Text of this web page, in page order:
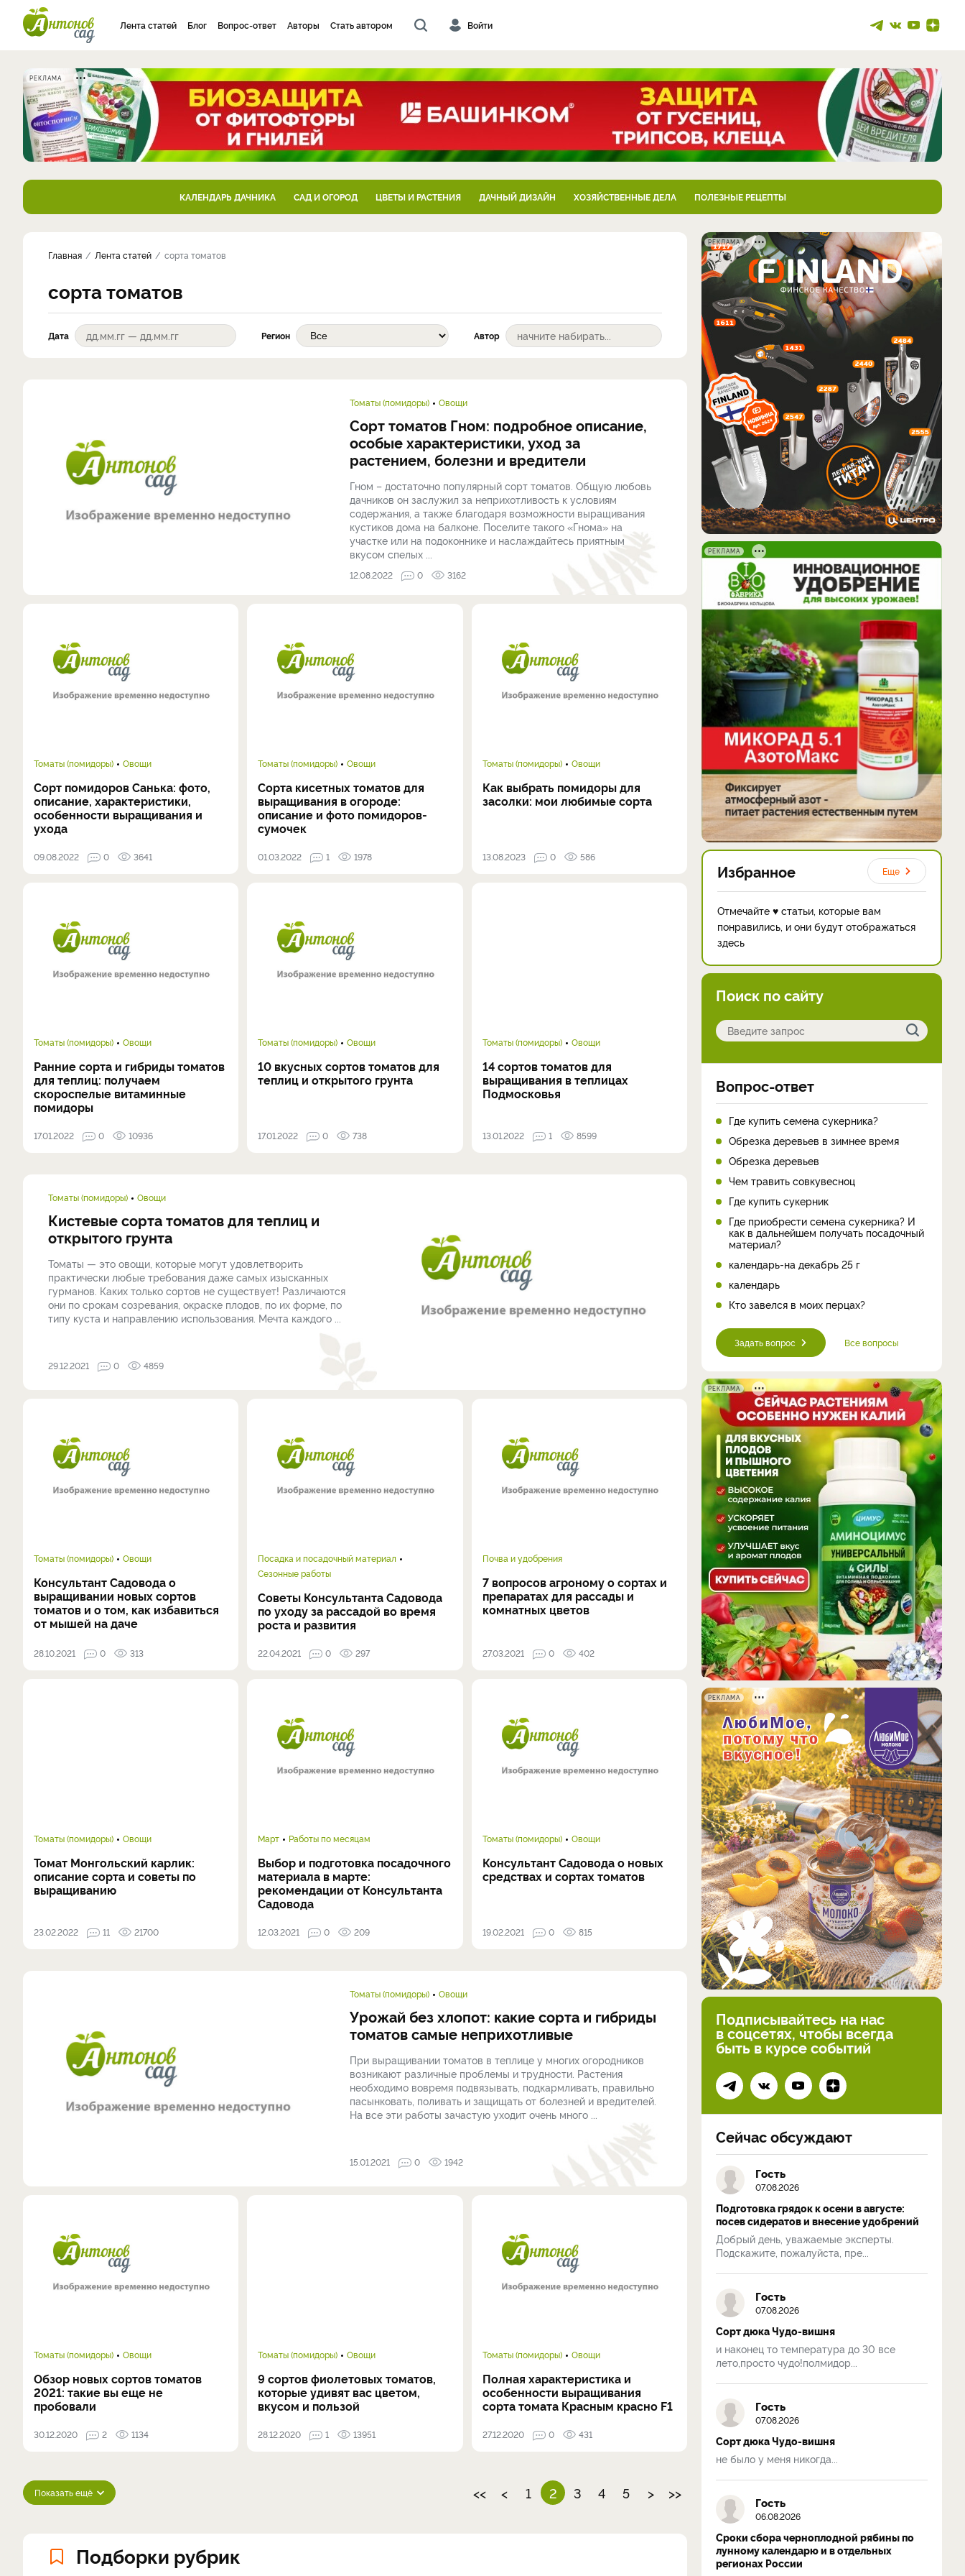
Лента статей Блог Вопрос-ответ Авторы Стать автором Войти
РЕКЛАМА
КАЛЕНДАРЬ ДАЧНИКА САД И ОГОРОД ЦВЕТЫ И РАСТЕНИЯ ДАЧНЫЙ ДИЗАЙН ХОЗЯЙСТВЕННЫЕ ДЕЛА ПОЛЕЗНЫЕ РЕЦЕПТЫ
Главная Лента статей сорта томатов
сорта томатов
Дата Регион Автор
Томаты (помидоры) Овощи
Сорт томатов Гном: подробное описание,
особые характеристики, уход за
растением, болезни и вредители
Гном – достаточно популярный сорт томатов. Общую любовь
дачников он заслужил за неприхотливость к условиям
содержания, а также благодаря возможности выращивания
кустиков дома на балконе. Поселите такого «Гнома» на
участке или на подоконнике и наслаждайтесь приятным
вкусом спелых ...
12.08.2022 0 3162
Томаты (помидоры) Овощи
Сорт помидоров Санька: фото,
описание, характеристики,
особенности выращивания и
ухода
09.08.2022 0 3641
Томаты (помидоры) Овощи
Сорта кисетных томатов для
выращивания в огороде:
описание и фото помидоров-
сумочек
01.03.2022 1 1978
Томаты (помидоры) Овощи
Как выбрать помидоры для
засолки: мои любимые сорта
13.08.2023 0 586
Томаты (помидоры) Овощи
Ранние сорта и гибриды томатов
для теплиц: получаем
скороспелые витаминные
помидоры
17.01.2022 0 10936
Томаты (помидоры) Овощи
10 вкусных сортов томатов для
теплиц и открытого грунта
17.01.2022 0 738
Томаты (помидоры) Овощи
14 сортов томатов для
выращивания в теплицах
Подмосковья
13.01.2022 1 8599
Томаты (помидоры) Овощи
Кистевые сорта томатов для теплиц и
открытого грунта
Томаты — это овощи, которые могут удовлетворить
практически любые требования даже самых изысканных
гурманов. Каких только сортов не существует! Различаются
они по срокам созревания, окраске плодов, по их форме, по
типу куста и направлению использования. Мечта каждого ...
29.12.2021 0 4859
Томаты (помидоры) Овощи
Консультант Садовода о
выращивании новых сортов
томатов и о том, как избавиться
от мышей на даче
28.10.2021 0 313
Посадка и посадочный материал
Сезонные работы
Советы Консультанта Садовода
по уходу за рассадой во время
роста и развития
22.04.2021 0 297
Почва и удобрения
7 вопросов агроному о сортах и
препаратах для рассады и
комнатных цветов
27.03.2021 0 402
Томаты (помидоры) Овощи
Томат Монгольский карлик:
описание сорта и советы по
выращиванию
23.02.2022 11 21700
Март Работы по месяцам
Выбор и подготовка посадочного
материала в марте:
рекомендации от Консультанта
Садовода
12.03.2021 0 209
Томаты (помидоры) Овощи
Консультант Садовода о новых
средствах и сортах томатов
19.02.2021 0 815
Томаты (помидоры) Овощи
Урожай без хлопот: какие сорта и гибриды
томатов самые неприхотливые
При выращивании томатов в теплице у многих огородников
возникают различные проблемы и трудности. Растения
необходимо вовремя подвязывать, подкармливать, правильно
пасынковать, поливать и защищать от болезней и вредителей.
На все эти работы зачастую уходит очень много ...
15.01.2021 0 1942
Томаты (помидоры) Овощи
Обзор новых сортов томатов
2021: такие вы еще не
пробовали
30.12.2020 2 1134
Томаты (помидоры) Овощи
9 сортов фиолетовых томатов,
которые удивят вас цветом,
вкусом и пользой
28.12.2020 1 13951
Томаты (помидоры) Овощи
Полная характеристика и
особенности выращивания
сорта томата Красным красно F1
27.12.2020 0 431
Показать ещё << < 1 2 3 4 5 > >>
Подборки рубрик
РЕКЛАМА
РЕКЛАМА
Избранное Еще
Отмечайте ♥ статьи, которые вам
понравились, и они будут отображаться
здесь
Поиск по сайту
Вопрос-ответ
Где купить семена сукерника?
Обрезка деревьев в зимнее время
Обрезка деревьев
Чем травить совкувесноц
Где купить сукерник
Где приобрести семена сукерника? И
как в дальнейшем получать посадочный
материал?
календарь-на декабрь 25 г
календарь
Кто завелся в моих перцах?
Задать вопрос Все вопросы
РЕКЛАМА
РЕКЛАМА
Подписывайтесь на нас
в соцсетях, чтобы всегда
быть в курсе событий
Сейчас обсуждают
Гость
07.08.2026
Подготовка грядок к осени в августе:
посев сидератов и внесение удобрений
Добрый день, уважаемые эксперты.
Подскажите, пожалуйста, пре...
Гость
07.08.2026
Сорт дюка Чудо-вишня
и наконец то температура до 30 все
лето,просто чудо!полмидор...
Гость
07.08.2026
Сорт дюка Чудо-вишня
не было у меня никогда...
Гость
06.08.2026
Сроки сбора черноплодной рябины по
лунному календарю и в отдельных
регионах России